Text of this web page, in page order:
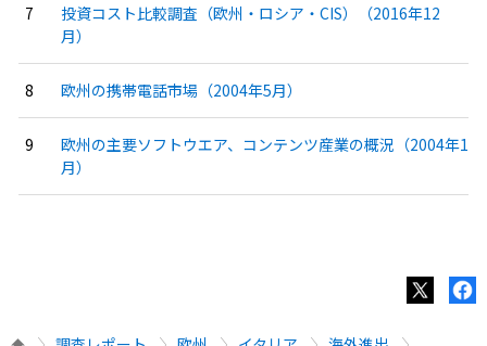
投資コスト比較調査（欧州・ロシア・CIS）（2016年12
月）
欧州の携帯電話市場（2004年5月）
欧州の主要ソフトウエア、コンテンツ産業の概況（2004年1
月）